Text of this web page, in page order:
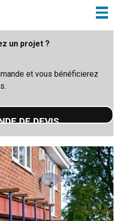
un projet ?
et vous bénéficierez
DE DEVIS